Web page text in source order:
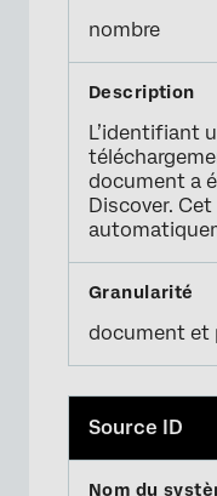
nombre
L’identifiant
document a
Discover.
document et
Source ID